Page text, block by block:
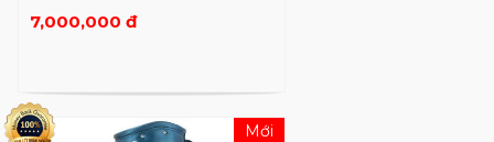
7,000,000 đ
Mới